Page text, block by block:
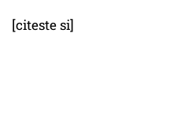
[citeste si]